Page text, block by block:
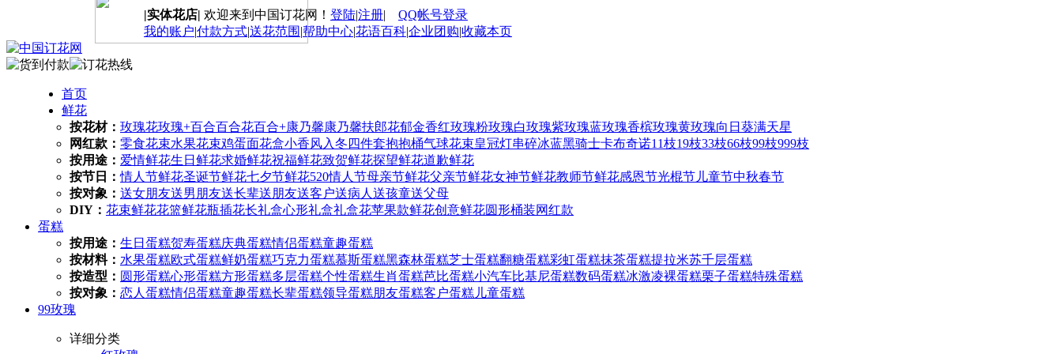
|实体花店| 欢迎来到中国订花网！ 登陆|注册|
QQ帐号登录
我的账户|付款方式|送花范围 |帮助中心|花语百科|企业团购|收藏本页
首页
鲜花
按花材： 玫瑰花玫瑰+百合百合花百合+康乃馨康乃馨扶郎花郁金香红玫瑰粉玫瑰白玫瑰紫玫瑰蓝玫瑰香槟玫瑰黄玫瑰向日葵满天星
网红款： 零食花束水果花束鸡蛋面花盒小香风入冬四件套抱抱桶气球花束皇冠灯串碎冰蓝黑骑士卡布奇诺11枝19枝33枝66枝99枝999枝
按用途： 爱情鲜花生日鲜花求婚鲜花祝福鲜花致贺鲜花探望鲜花道歉鲜花
按节日：情人节鲜花圣诞节鲜花七夕节鲜花520情人节母亲节鲜花父亲节鲜花女神节鲜花教师节鲜花感恩节光棍节 儿童节中秋春节
按对象： 送女朋友送男朋友送长辈送朋友送客户送病人 送孩童送父母
DIY： 花束鲜花花篮鲜花瓶插花长礼盒心形礼盒礼盒花苹果款鲜花创意鲜花圆形桶装网红款
蛋糕
按用途： 生日蛋糕贺寿蛋糕庆典蛋糕情侣蛋糕童趣蛋糕
按材料： 水果蛋糕欧式蛋糕鲜奶蛋糕巧克力蛋糕慕斯蛋糕黑森林蛋糕芝士蛋糕翻糖蛋糕彩虹蛋糕抹茶蛋糕提拉米苏千层蛋糕
按造型： 圆形蛋糕心形蛋糕方形蛋糕多层蛋糕个性蛋糕生肖蛋糕芭比蛋糕小汽车比基尼蛋糕数码蛋糕冰激凌裸蛋糕栗子蛋糕特殊蛋糕
按对象： 恋人蛋糕情侣蛋糕童趣蛋糕长辈蛋糕领导蛋糕朋友蛋糕客户蛋糕 儿童蛋糕
99玫瑰
详细分类